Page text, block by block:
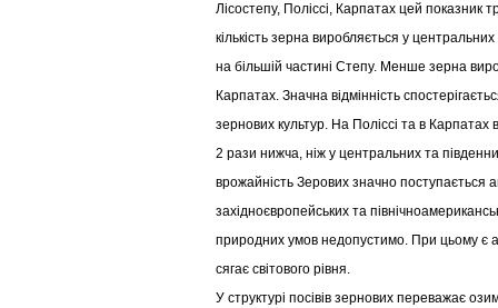
Лісостепу, Поліссі, Карпатах цей показник
кількість зерна виробляється у
на більшій частині Степу. Менше зерна
Карпатах. Значна відмінність
зернових культур. На Поліссі та в Карпатах
2 рази нижча, ніж у центральних та
врожайність Зерових значно поступається
західноєвропейських та
природних умов недопустимо. При цьому є
сягає світового рівня.
У структурі посівів зернових переважає